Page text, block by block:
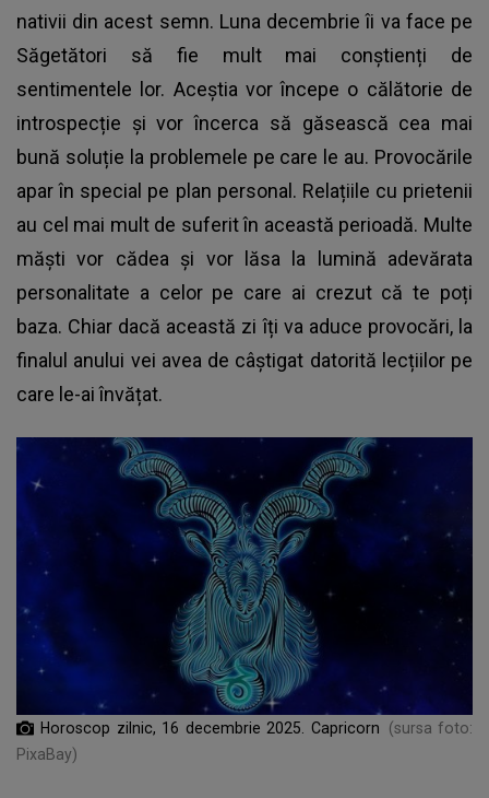
nativii din acest semn. Luna decembrie îi va face pe
Săgetători să fie mult mai conștienți de
sentimentele lor. Aceștia vor începe o călătorie de
introspecție și vor încerca să găsească cea mai
bună soluție la problemele pe care le au. Provocările
apar în special pe plan personal. Relațiile cu prietenii
au cel mai mult de suferit în această perioadă. Multe
măști vor cădea și vor lăsa la lumină adevărata
personalitate a celor pe care ai crezut că te poți
baza. Chiar dacă această zi îți va aduce provocări, la
finalul anului vei avea de câștigat datorită lecțiilor pe
care le-ai învățat.
Horoscop zilnic, 16 decembrie 2025. Capricorn
(sursa foto:
PixaBay)